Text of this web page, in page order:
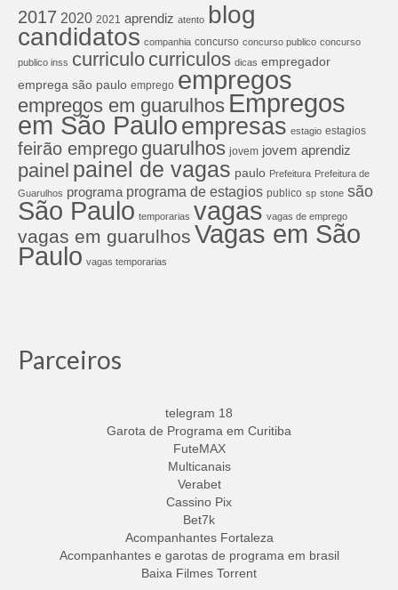
2017 2020 2021 aprendiz atento blog
candidatos companhia concurso concurso publico concurso
publico inss curriculo curriculos dicas empregador
emprega são paulo emprego empregos
empregos em guarulhos Empregos
em São Pauloempresas estagio estagios
feirão emprego guarulhos jovem jovem aprendiz
painel painel de vagas paulo Prefeitura Prefeitura de
Guarulhos programa programa de estagios publico sp stone são
São Paulo temporarias vagas vagas de emprego
vagas em guarulhos Vagas em São
Paulo vagas temporarias
Parceiros
telegram 18
Garota de Programa em Curitiba
FuteMAX
Multicanais
Verabet
Cassino Pix
Bet7k
Acompanhantes Fortaleza
Acompanhantes e garotas de programa em brasil
Baixa Filmes Torrent